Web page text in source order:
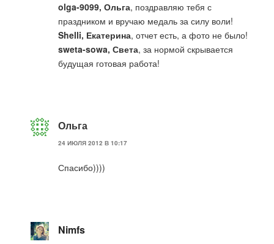
olga-9099, Ольга, поздравляю тебя с
праздником и вручаю медаль за силу воли!
Shelli, Екатерина, отчет есть, а фото не было!
sweta-sowa, Света, за нормой скрывается
будущая готовая работа!
Ольга
24 ИЮЛЯ 2012 В 10:17
Спасибо))))
Nimfs